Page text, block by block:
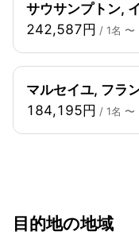
サウサンプトン,
242,587円 / 1名 〜
マルセイユ, フラ
184,195円 / 1名 〜
目的地の地域